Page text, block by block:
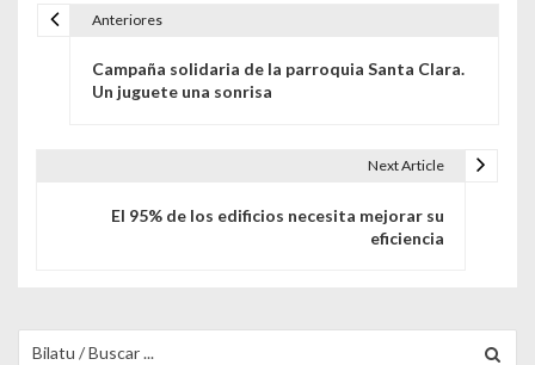
Anteriores
Campaña solidaria de la parroquia Santa Clara.
Un juguete una sonrisa
Next Article
El 95% de los edificios necesita mejorar su
eficiencia